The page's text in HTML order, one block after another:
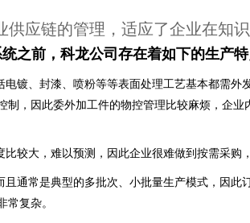
供应链的管理，适应了企业在知
之前，科龙公司存在着如下的生产特
电镀、封漆、喷粉等等表面处理工艺基本都需外
制，因此委外加工件的物控管理比较麻烦，企
较大，难以预测，因此企业很难做到按需采购
且通常是典型的多批次、小批量生产模式，因
常复杂。